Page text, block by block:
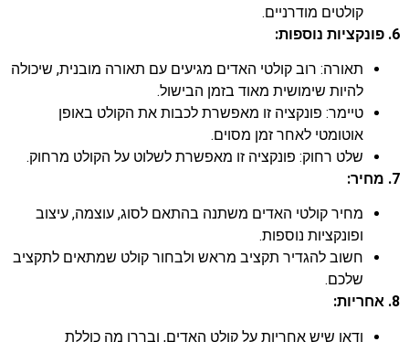
קולטים מודרניים.
6. פונקציות נוספות:
תאורה: רוב קולטי האדים מגיעים עם תאורה מובנית, שיכולה
להיות שימושית מאוד בזמן הבישול.
טיימר: פונקציה זו מאפשרת לכבות את הקולט באופן
אוטומטי לאחר זמן מסוים.
שלט רחוק: פונקציה זו מאפשרת לשלוט על הקולט מרחוק.
7. מחיר:
מחיר קולטי האדים משתנה בהתאם לסוג, עוצמה, עיצוב
ופונקציות נוספות.
חשוב להגדיר תקציב מראש ולבחור קולט שמתאים לתקציב
שלכם.
8. אחריות:
ודאו שיש אחריות על קולט האדים, ובררו מה כוללת